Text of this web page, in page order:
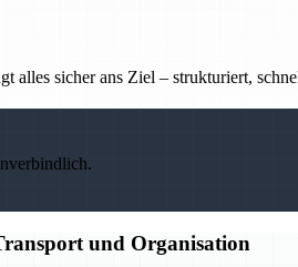
alles sicher ans Ziel – strukturiert,
und Organisation